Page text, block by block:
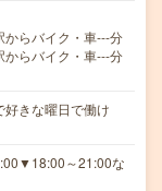
らバイク・車---分
からバイク・車---分
きな曜日で働け
～21:00な